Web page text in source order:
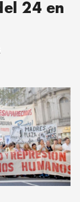
24 en